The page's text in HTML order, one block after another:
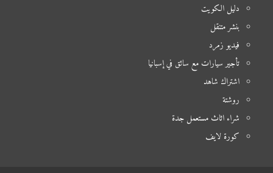
دليل الكويت
بنشر متنقل
فيديو زمرد
تأجير سيارات مع سائق في إسبانيا
اشتراك شاهد
روشتة
شراء اثاث مستعمل جدة
كورة لايف